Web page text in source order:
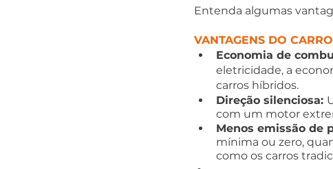
Entenda algumas
VANTAGENS DO
Economia de
eletricidade, a
carros híbridos.
Direção silenciosa:
com um motor
Menos emissão de
mínima ou zero,
como os carros